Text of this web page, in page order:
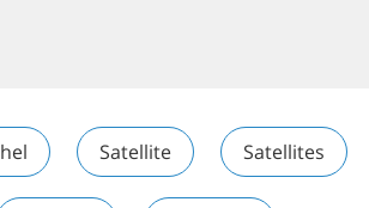
Satellite Satellites